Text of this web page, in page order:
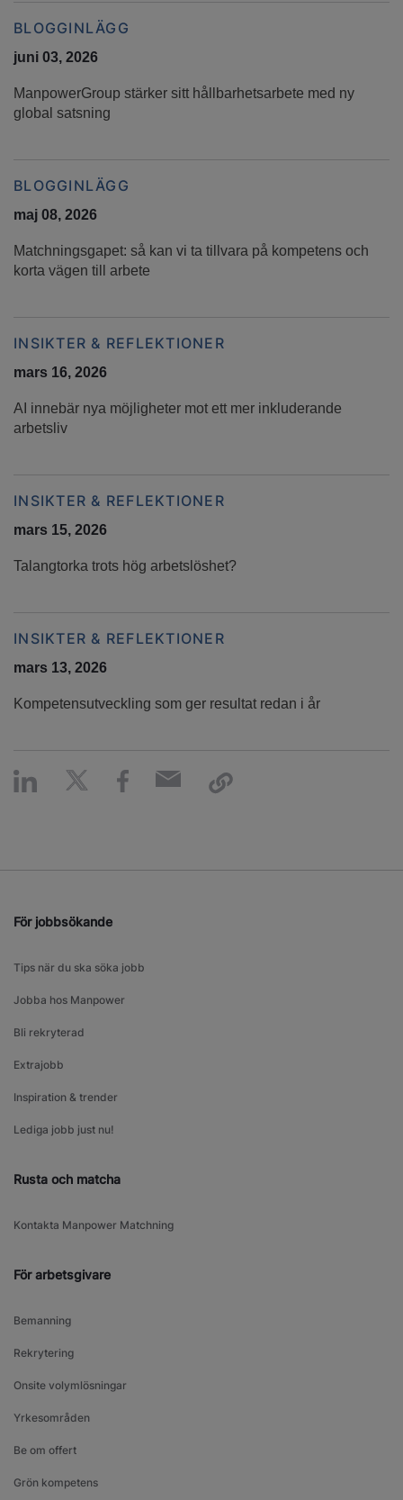
BLOGGINLÄGG
juni 03, 2026
ManpowerGroup stärker sitt hållbarhetsarbete med ny
global satsning
BLOGGINLÄGG
maj 08, 2026
Matchningsgapet: så kan vi ta tillvara på kompetens och
korta vägen till arbete
INSIKTER & REFLEKTIONER
mars 16, 2026
AI innebär nya möjligheter mot ett mer inkluderande
arbetsliv
INSIKTER & REFLEKTIONER
mars 15, 2026
Talangtorka trots hög arbetslöshet?
INSIKTER & REFLEKTIONER
mars 13, 2026
Kompetensutveckling som ger resultat redan i år
För jobbsökande
Tips när du ska söka jobb
Jobba hos Manpower
Bli rekryterad
Extrajobb
Inspiration & trender
Lediga jobb just nu!
Rusta och matcha
Kontakta Manpower Matchning
För arbetsgivare
Bemanning
Rekrytering
Onsite volymlösningar
Yrkesområden
Be om offert
Grön kompetens